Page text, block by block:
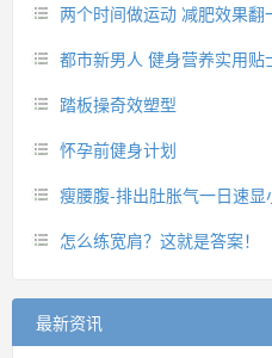
两个时间做运动 减肥效果翻
都市新男人 健身营养实用贴
踏板操奇效塑型
怀孕前健身计划
瘦腰腹-排出肚胀气一日速显
怎么练宽肩？这就是答案！
最新资讯